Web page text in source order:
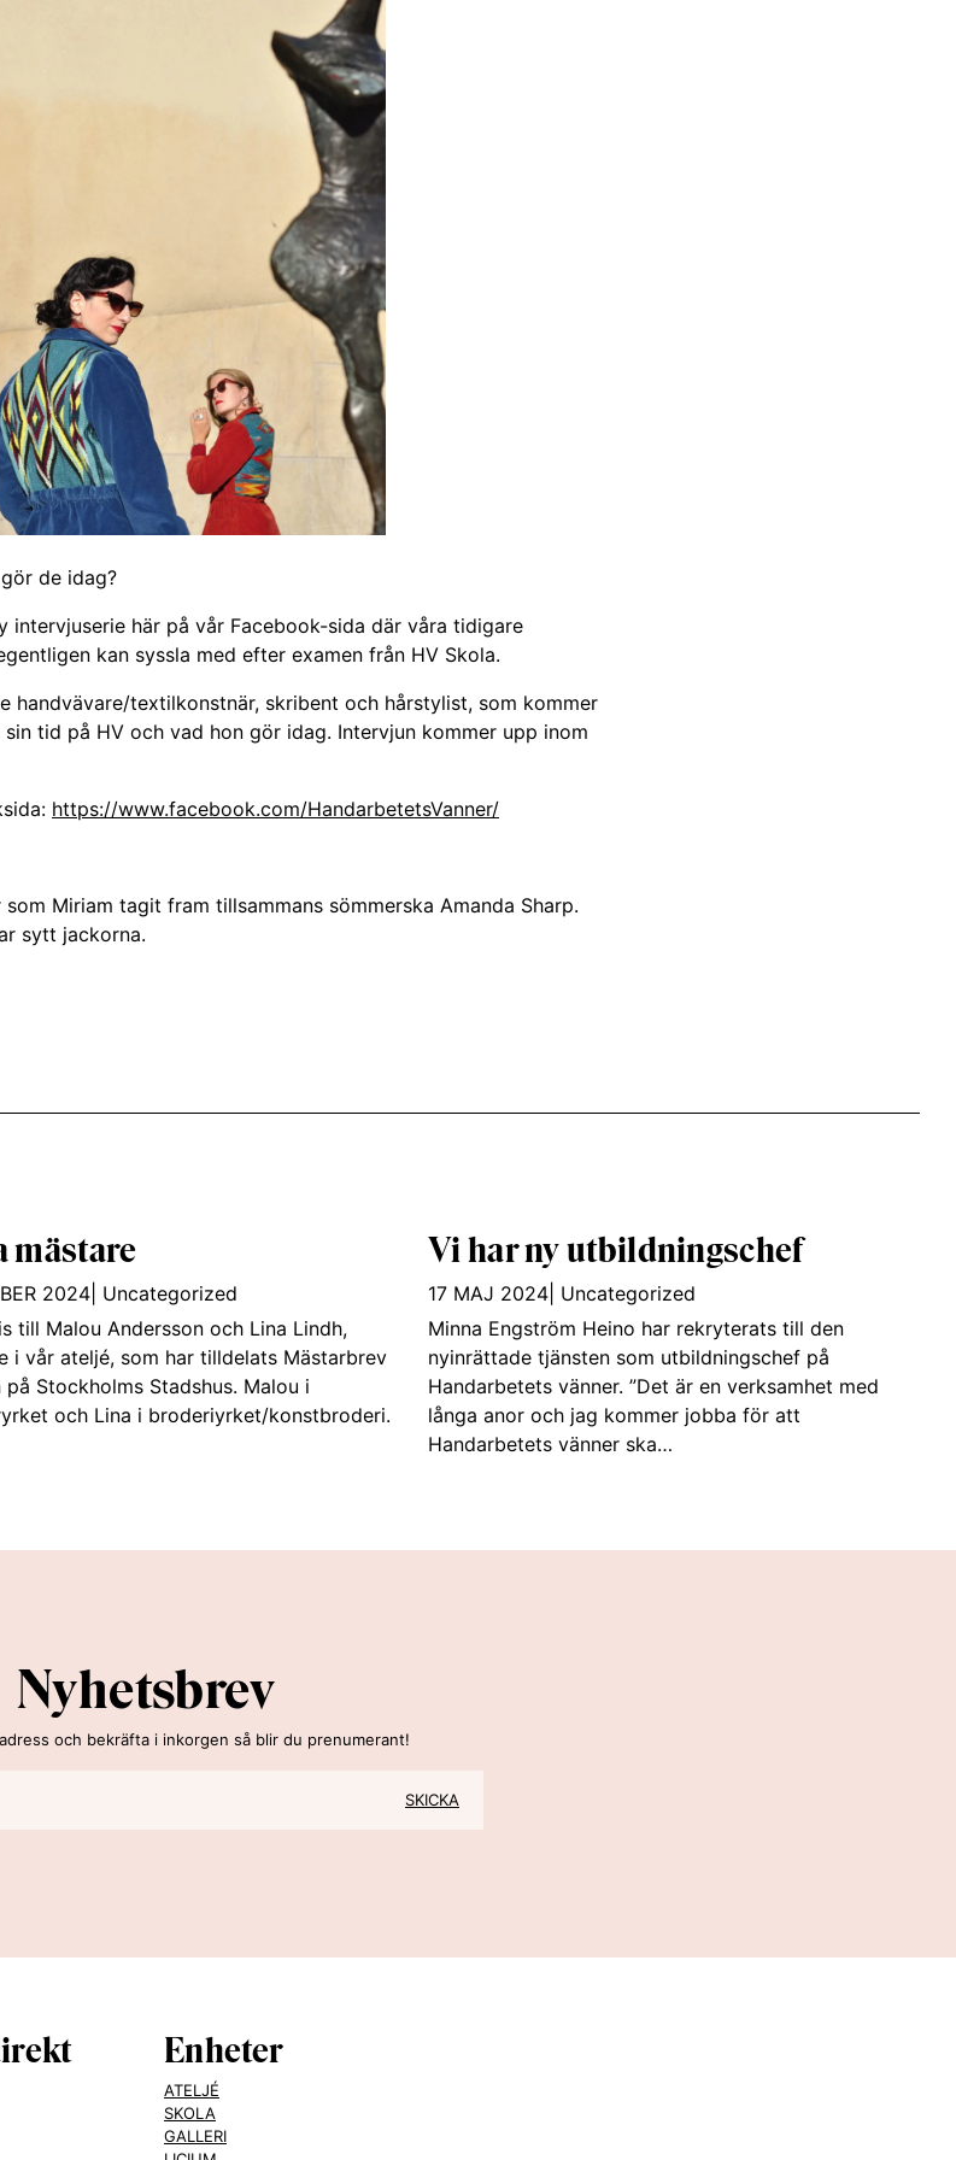
de idag?
intervjuserie här på vår Facebook-sida där våra tidigare
kan syssla med efter examen från HV Skola.
handvävare/textilkonstnär, skribent och hårstylist, som kommer
tid på HV och vad hon gör idag. Intervjun kommer upp inom
https://www.facebook.com/HandarbetetsVanner/
Miriam tagit fram tillsammans sömmerska Amanda Sharp.
sytt jackorna.
mästare
2024 Uncategorized
till Malou Andersson och Lina Lindh,
i vår ateljé, som har tilldelats Mästarbrev
på Stockholms Stadshus. Malou i
och Lina i broderiyrket/konstbroderi.
Vi har ny utbildningschef
17 MAJ 2024 Uncategorized
Minna Engström Heino har rekryterats till den
nyinrättade tjänsten som utbildningschef på
Handarbetets vänner. ”Det är en verksamhet med
långa anor och jag kommer jobba för att
Handarbetets vänner ska…
Nyhetsbrev
och bekräfta i inkorgen så blir du prenumerant!
Enheter
ATELJÉ
SKOLA
GALLERI